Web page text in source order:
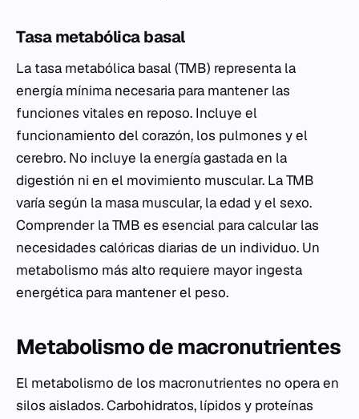
Tasa metabólica basal
La tasa metabólica basal (TMB) representa la
energía mínima necesaria para mantener las
funciones vitales en reposo. Incluye el
funcionamiento del corazón, los pulmones y el
cerebro. No incluye la energía gastada en la
digestión ni en el movimiento muscular. La TMB
varía según la masa muscular, la edad y el sexo.
Comprender la TMB es esencial para calcular las
necesidades calóricas diarias de un individuo. Un
metabolismo más alto requiere mayor ingesta
energética para mantener el peso.
Metabolismo de macronutrientes
El metabolismo de los macronutrientes no opera en
silos aislados. Carbohidratos, lípidos y proteínas